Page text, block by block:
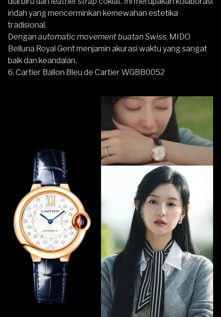
indah yang mencerminkan kemewahan estetika
tradisional.
Dengan automatic movement buatan Swiss, MIDO
Belluna Royal Gent menjamin akurasi waktu yang sangat
baik dan keandalan.
6. Cartier Ballon Bleu de Cartier WGBB0052